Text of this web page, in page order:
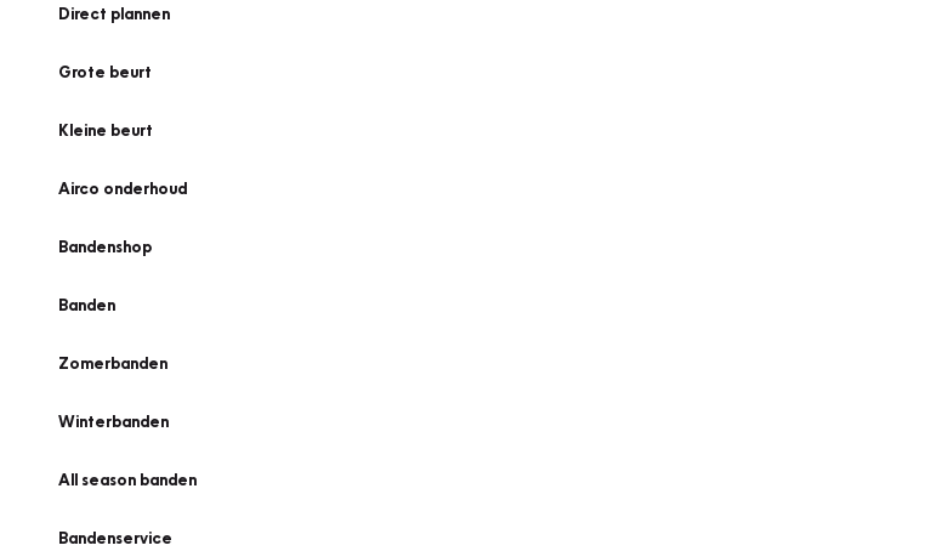
Direct plannen
Grote beurt
Kleine beurt
Airco onderhoud
Bandenshop
Banden
Zomerbanden
Winterbanden
All season banden
Bandenservice